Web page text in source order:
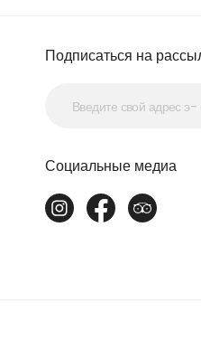
Подписаться на
Социальные медиа